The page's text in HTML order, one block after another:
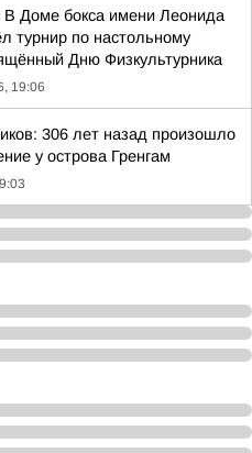
Доме бокса имени Леонида
турнир по настольному
Дню Физкультурника
19:06
306 лет назад произошло
у острова Гренгам